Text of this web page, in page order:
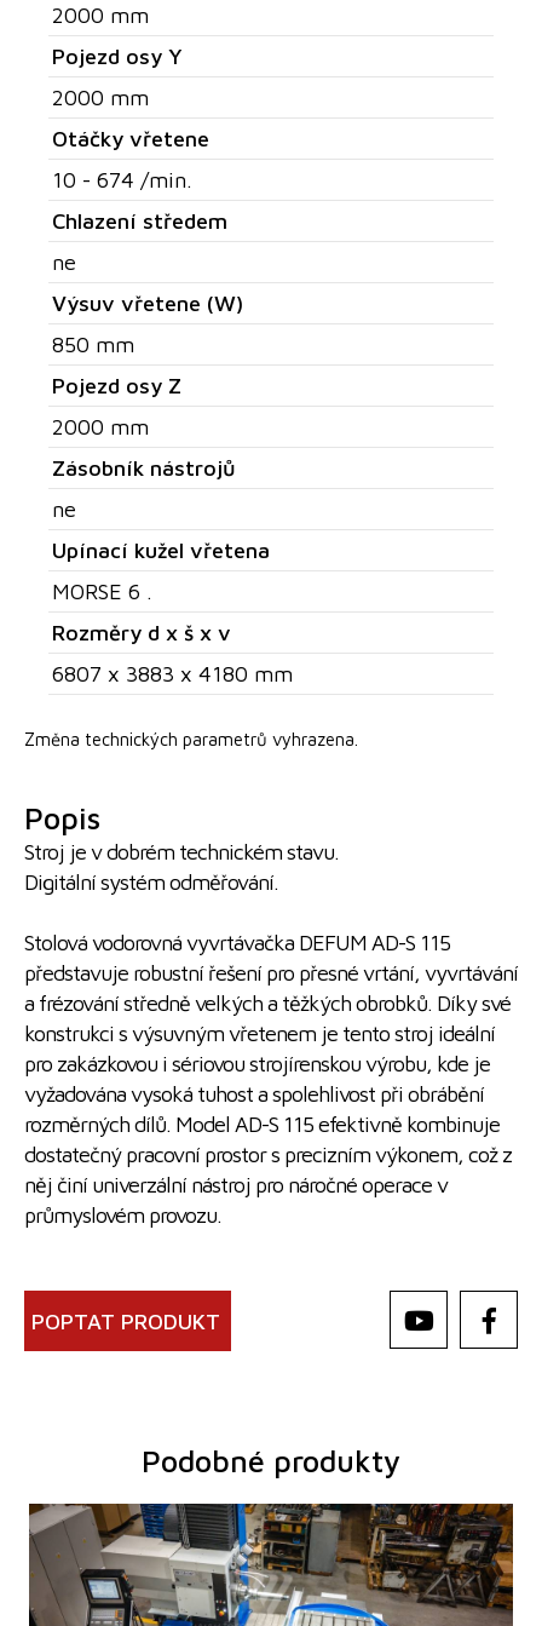
2000 mm
Pojezd osy Y
2000 mm
Otáčky vřetene
10 - 674 /min.
Chlazení středem
ne
Výsuv vřetene (W)
850 mm
Pojezd osy Z
2000 mm
Zásobník nástrojů
ne
Upínací kužel vřetena
MORSE 6 .
Rozměry d x š x v
6807 x 3883 x 4180 mm
Změna technických parametrů vyhrazena.
Popis
Stroj je v dobrém technickém stavu.
Digitální systém odměřování.
Stolová vodorovná vyvrtávačka DEFUM AD-S 115
představuje robustní řešení pro přesné vrtání, vyvrtávání
a frézování středně velkých a těžkých obrobků. Díky své
konstrukci s výsuvným vřetenem je tento stroj ideální
pro zakázkovou i sériovou strojírenskou výrobu, kde je
vyžadována vysoká tuhost a spolehlivost při obrábění
rozměrných dílů. Model AD-S 115 efektivně kombinuje
dostatečný pracovní prostor s precizním výkonem, což z
něj činí univerzální nástroj pro náročné operace v
průmyslovém provozu.
POPTAT PRODUKT
Podobné produkty
Rok výroby:
0
Řídící systém
ano
Řídící systém Heidenhain TNC 620
Pracovní průměr vřetena 100 mm
Pojezd osy X
1250 mm